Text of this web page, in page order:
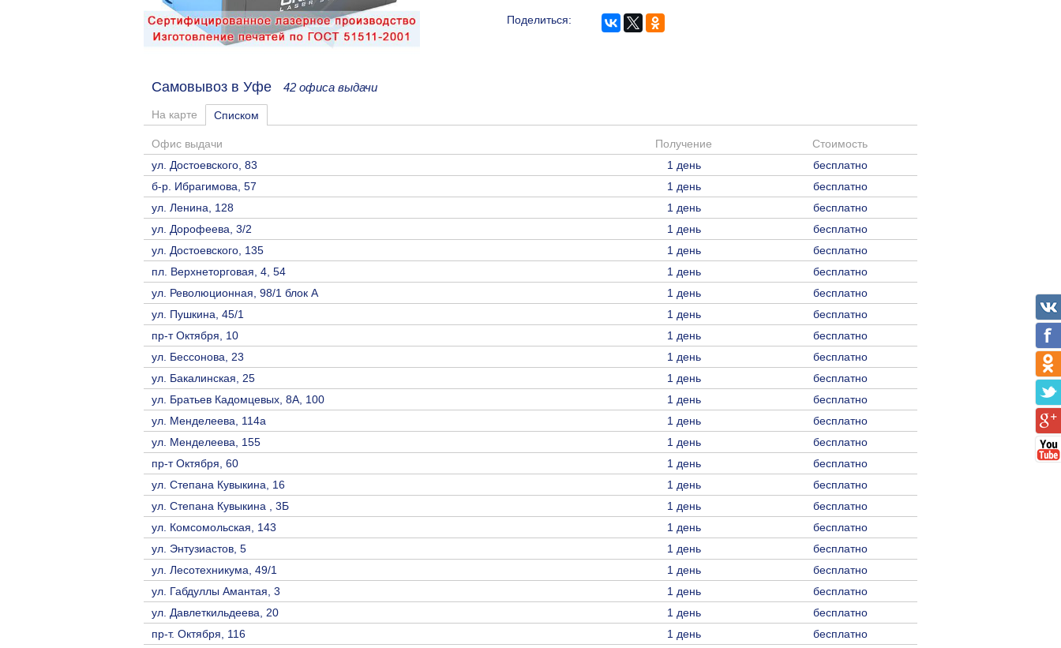
Поделиться:
Самовывоз в Уфе 42 офиса выдачи
На карте Списком
Офис выдачи Получение
Стоимость
ул. Достоевского, 83
1 день
бесплатно
б-р. Ибрагимова, 57
1 день
бесплатно
ул. Ленина, 128
1 день
бесплатно
ул. Дорофеева, 3/2
1 день
бесплатно
ул. Достоевского, 135
1 день
бесплатно
пл. Верхнеторговая, 4, 54
1 день
бесплатно
ул. Революционная, 98/1 блок А
1 день
бесплатно
ул. Пушкина, 45/1
1 день
бесплатно
пр-т Октября, 10
1 день
бесплатно
ул. Бессонова, 23
1 день
бесплатно
ул. Бакалинская, 25
1 день
бесплатно
ул. Братьев Кадомцевых, 8А, 100
1 день
бесплатно
ул. Менделеева, 114а
1 день
бесплатно
ул. Менделеева, 155
1 день
бесплатно
пр-т Октября, 60
1 день
бесплатно
ул. Степана Кувыкина, 16
1 день
бесплатно
ул. Степана Кувыкина , 3Б
1 день
бесплатно
ул. Комсомольская, 143
1 день
бесплатно
ул. Энтузиастов, 5
1 день
бесплатно
ул. Лесотехникума, 49/1
1 день
бесплатно
ул. Габдуллы Амантая, 3
1 день
бесплатно
ул. Давлеткильдеева, 20
1 день
бесплатно
пр-т. Октября, 116
1 день
бесплатно